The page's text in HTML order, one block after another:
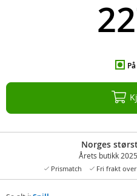
Norges
Årets butikk
Prismatch Fri frakt